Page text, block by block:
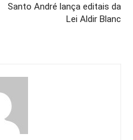
Santo André lança editais da
Lei Aldir Blanc